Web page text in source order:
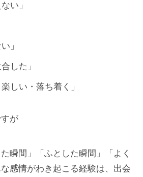
い」
」
した」
しい・落ち着く」
が
瞬間」「ふとした瞬間」「よく
感情がわき起こる経験は、出会